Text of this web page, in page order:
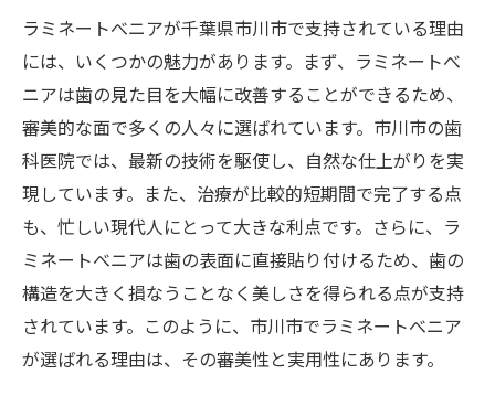
ラミネートべニアが千葉県市川市で支持されている理由
には、いくつかの魅力があります。まず、ラミネートべ
ニアは歯の見た目を大幅に改善することができるため、
審美的な面で多くの人々に選ばれています。市川市の歯
科医院では、最新の技術を駆使し、自然な仕上がりを実
現しています。また、治療が比較的短期間で完了する点
も、忙しい現代人にとって大きな利点です。さらに、ラ
ミネートべニアは歯の表面に直接貼り付けるため、歯の
構造を大きく損なうことなく美しさを得られる点が支持
されています。このように、市川市でラミネートべニア
が選ばれる理由は、その審美性と実用性にあります。